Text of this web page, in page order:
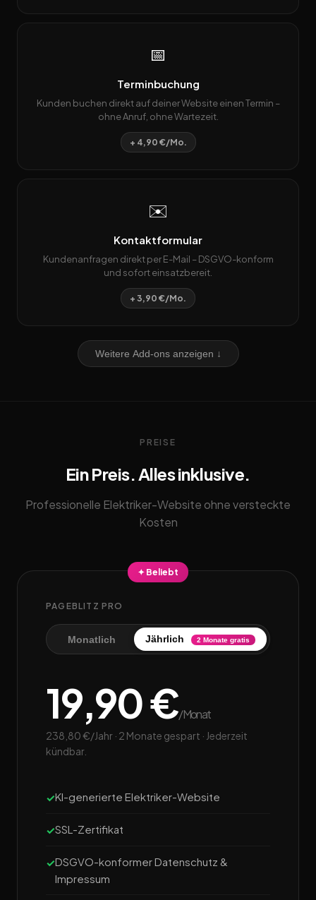
📅
Terminbuchung
Kunden buchen direkt auf deiner Website einen Termin –
ohne Anruf, ohne Wartezeit.
+ 4,90 €/Mo.
✉️
Kontaktformular
Kundenanfragen direkt per E-Mail – DSGVO-konform
und sofort einsatzbereit.
+ 3,90 €/Mo.
Weitere Add-ons anzeigen ↓
PREISE
Ein Preis. Alles inklusive.
Professionelle Elektriker-Website ohne versteckte
Kosten
✦ Beliebt
PAGEBLITZ PRO
Monatlich Jährlich 2 Monate gratis
19,90 €/Monat
238,80 €/Jahr · 2 Monate gespart · Jederzeit
kündbar.
KI-generierte Elektriker-Website
SSL-Zertifikat
DSGVO-konformer Datenschutz &
Impressum